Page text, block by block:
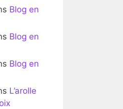
Blog en
Blog en
Blog en
L’arolle